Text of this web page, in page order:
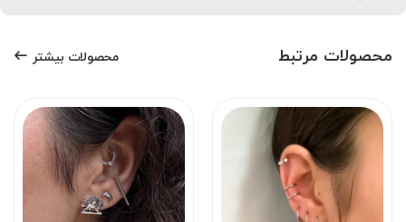
محصولات مرتبط محصولات بیشتر